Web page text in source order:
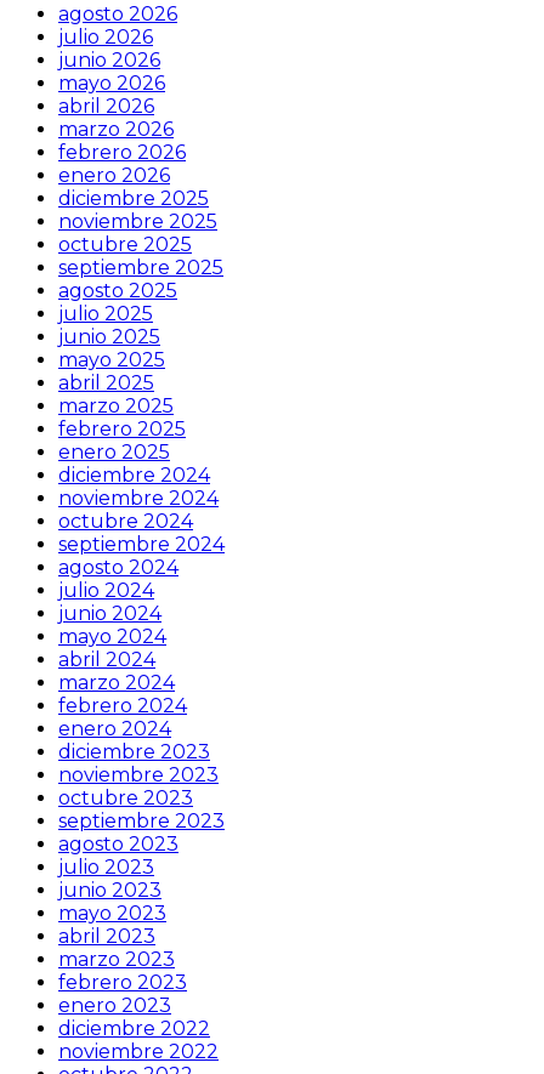
agosto 2026
julio 2026
junio 2026
mayo 2026
abril 2026
marzo 2026
febrero 2026
enero 2026
diciembre 2025
noviembre 2025
octubre 2025
septiembre 2025
agosto 2025
julio 2025
junio 2025
mayo 2025
abril 2025
marzo 2025
febrero 2025
enero 2025
diciembre 2024
noviembre 2024
octubre 2024
septiembre 2024
agosto 2024
julio 2024
junio 2024
mayo 2024
abril 2024
marzo 2024
febrero 2024
enero 2024
diciembre 2023
noviembre 2023
octubre 2023
septiembre 2023
agosto 2023
julio 2023
junio 2023
mayo 2023
abril 2023
marzo 2023
febrero 2023
enero 2023
diciembre 2022
noviembre 2022